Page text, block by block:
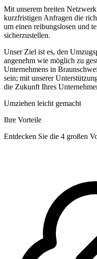
Mit unserem breiten
kurzfristigen Anfragen die
um einen reibungslosen und
sicherzustellen.
Unser Ziel ist es, den
angenehm wie möglich zu
Unternehmens in
sein; mit unserer
die Zukunft Ihres
Umziehen leicht gemacht
Ihre Vorteile
Entdecken Sie die 4 großen